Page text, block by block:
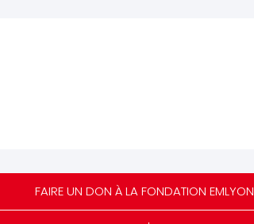
FAIRE UN DON À LA FONDATION EMLYON